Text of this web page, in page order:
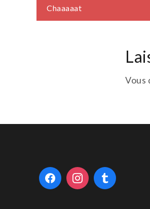
Navigation
Chaaaaat
Vous